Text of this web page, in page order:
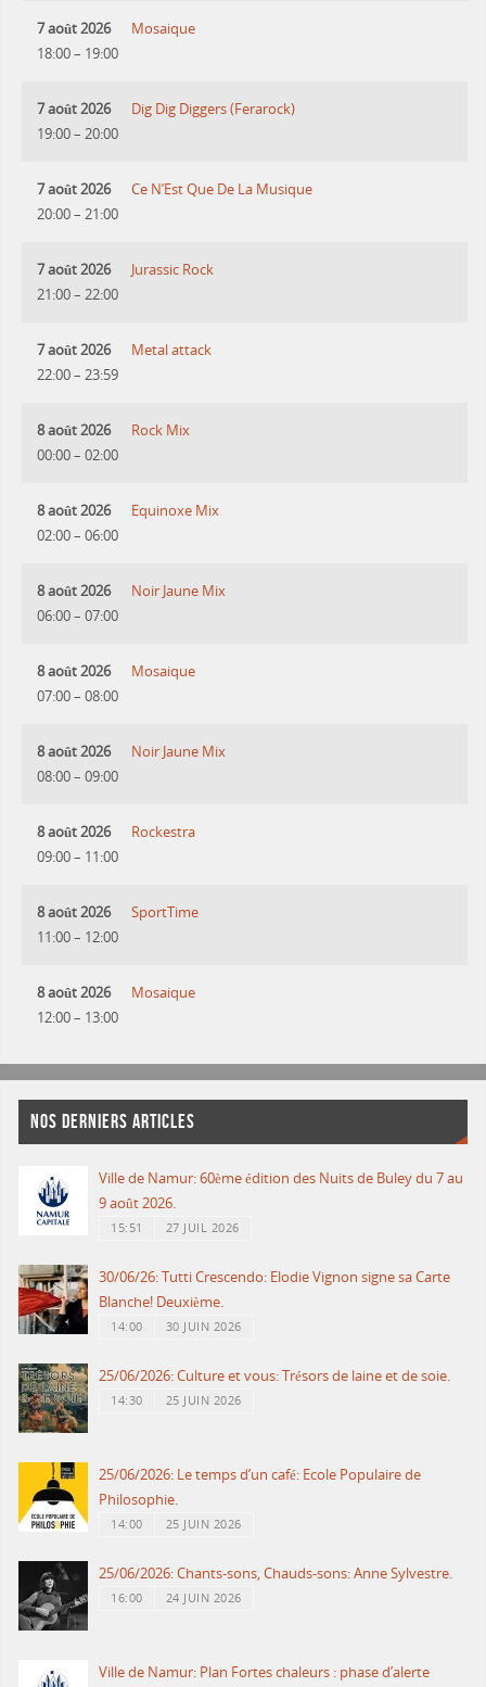
7 août 2026
18:00– 19:00
Mosaique
7 août 2026
19:00– 20:00
Dig Dig Diggers (Ferarock)
7 août 2026
20:00– 21:00
Ce N’Est Que De La Musique
7 août 2026
21:00– 22:00
Jurassic Rock
7 août 2026
22:00– 23:59
Metal attack
8 août 2026
00:00– 02:00
Rock Mix
8 août 2026
02:00– 06:00
Equinoxe Mix
8 août 2026
06:00– 07:00
Noir Jaune Mix
8 août 2026
07:00– 08:00
Mosaique
8 août 2026
08:00– 09:00
Noir Jaune Mix
8 août 2026
09:00– 11:00
Rockestra
8 août 2026
11:00– 12:00
SportTime
8 août 2026
12:00– 13:00
Mosaique
NOS DERNIERS ARTICLES
Ville de Namur: 60ème édition des Nuits de Buley du 7 au
9 août 2026.
15:51 27 JUIL 2026
30/06/26: Tutti Crescendo: Elodie Vignon signe sa Carte
Blanche! Deuxième.
14:00 30 JUIN 2026
25/06/2026: Culture et vous: Trésors de laine et de soie.
14:30 25 JUIN 2026
25/06/2026: Le temps d’un café: Ecole Populaire de
Philosophie.
14:00 25 JUIN 2026
25/06/2026: Chants-sons, Chauds-sons: Anne Sylvestre.
16:00 24 JUIN 2026
Ville de Namur: Plan Fortes chaleurs : phase d’alerte